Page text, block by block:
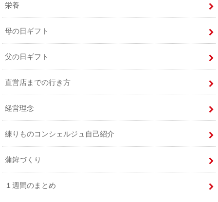
栄養
母の日ギフト
父の日ギフト
直営店までの行き方
経営理念
練りものコンシェルジュ自己紹介
蒲鉾づくり
１週間のまとめ